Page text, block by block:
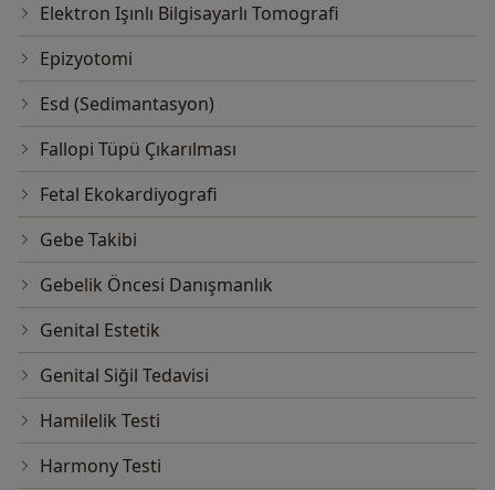
Elektron Işınlı Bilgisayarlı Tomografi
Epizyotomi
Esd (Sedimantasyon)
Fallopi Tüpü Çıkarılması
Fetal Ekokardiyografi
Gebe Takibi
Gebelik Öncesi Danışmanlık
Genital Estetik
Genital Siğil Tedavisi
Hamilelik Testi
Harmony Testi